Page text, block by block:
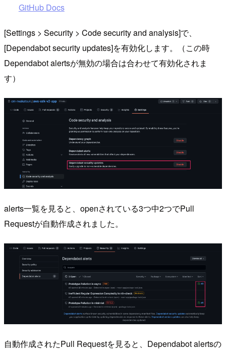
GitHub Docs
[Settings > Security > Code security and analysis]で、
[Dependabot security updates]を有効化します。（この時
Dependabot alertsが無効の場合は合わせて有効化されま
す）
alerts一覧を見ると、openされている3つ中2つでPull
Requestが自動作成されました。
自動作成されたPull Requestを見ると、Dependabot alertsの